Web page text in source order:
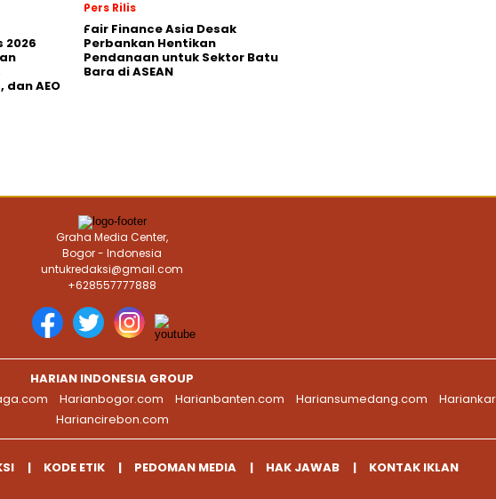
2026
dan AEO
Pers Rilis
Fair Finance Asia Desak
Perbankan Hentikan
Pendanaan untuk Sektor Batu
Bara di ASEAN
Graha Media Center,
Bogor - Indonesia
untukredaksi@gmail.com
+628557777888
HARIAN INDONESIA GROUP
Harianbogor.com Harianbanten.com Hariansumedang.com
Hariancirebon.com
KODE ETIK PEDOMAN MEDIA HAK JAWAB KONTAK IKLAN